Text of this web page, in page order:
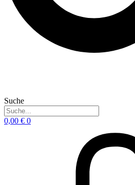
Suche
0,00 € 0